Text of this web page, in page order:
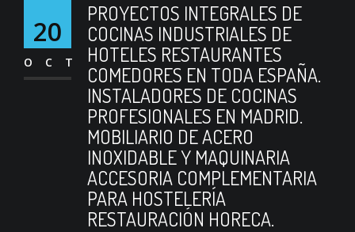
20
OCT
PROYECTOS INTEGRALES DE
COCINAS INDUSTRIALES DE
HOTELES RESTAURANTES
COMEDORES EN TODA ESPAÑA.
INSTALADORES DE COCINAS
PROFESIONALES EN MADRID.
MOBILIARIO DE ACERO
INOXIDABLE Y MAQUINARIA
ACCESORIA COMPLEMENTARIA
PARA HOSTELERÍA
RESTAURACIÓN HORECA.